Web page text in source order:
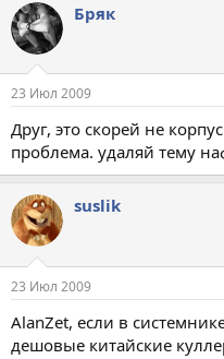
Бряк
23 Июл 2009
Друг, это скорей не
проблема. удаляй тему
suslik
23 Июл 2009
AlanZet, если в
дешовые китайские